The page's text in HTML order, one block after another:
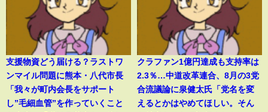
支援物資どう届ける？ラストワ
ンマイル問題に熊本・八代市長
「我々が町内会長をサポート
し”毛細血管”を作っていくこと
クラファン1億円達成も支持率は
2.3％…中道改革連合、8月の3党
合流議論に泉健太氏「党名を変
えるとかはやめてほしい。そん